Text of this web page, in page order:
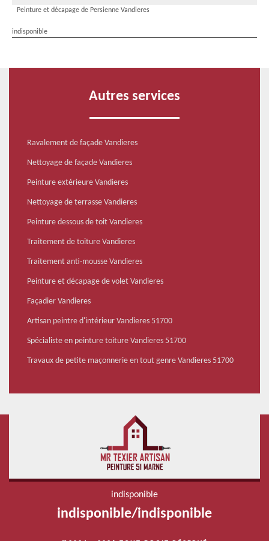
Peinture et décapage de Persienne Vandieres
indisponible
Autres services
Ravalement de façade Vandieres
Nettoyage de façade Vandieres
Peinture extérieure Vandieres
Nettoyage de terrasse Vandieres
Peinture dessous de toit Vandieres
Traitement de toiture Vandieres
Traitement anti-mousse Vandieres
Peinture et décapage de volet Vandieres
Façadier Vandieres
Artisan peintre d'intérieur Vandieres 51700
Spécialiste en peinture toiture Vandieres 51700
Travaux de petite maçonnerie en tout genre Vandieres 51700
indisponible
indisponible/indisponible